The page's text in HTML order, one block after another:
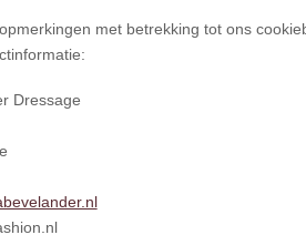
met betrekking tot ons
Dressage